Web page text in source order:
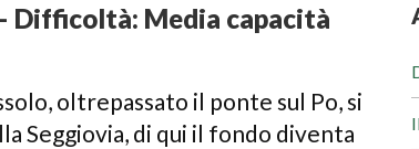
Difficoltà: Media capacità
oltrepassato il ponte sul Po, si
Seggiovia, di qui il fondo diventa